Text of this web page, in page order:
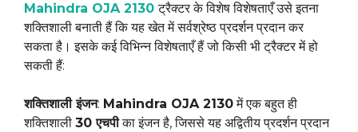
Mahindra OJA 2130 ट्रैक्टर के विशेष विशेषताएँ उसे इतना
शक्तिशाली बनाती हैं कि यह खेत में सर्वश्रेष्ठ प्रदर्शन प्रदान कर
सकता है। इसके कई विभिन्न विशेषताएँ हैं जो किसी भी ट्रैक्टर में हो
सकती हैं:
शक्तिशाली इंजन: Mahindra OJA 2130में एक बहुत ही
शक्तिशाली 30 एचपीका इंजन है, जिससे यह अद्वितीय प्रदर्शन प्रदान